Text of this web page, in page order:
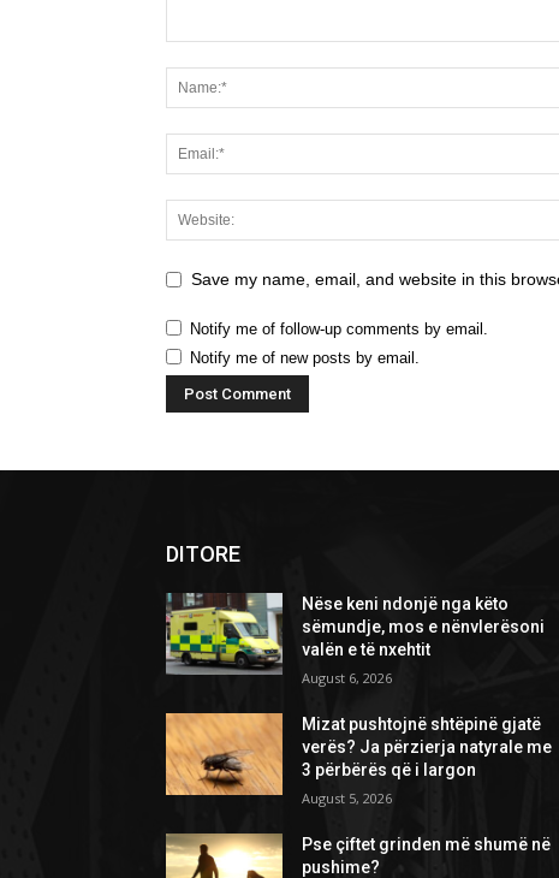
Save my name, email, and website in this
Notify me of follow-up comments by email.
Notify me of new posts by email.
DITORE
Nëse keni ndonjë nga këto
sëmundje, mos e nënvlerësoni
valën e të nxehtit
August 6, 2026
Mizat pushtojnë shtëpinë gjatë
verës? Ja përzierja natyrale me
3 përbërës që i largon
August 5, 2026
Pse çiftet grinden më shumë në
pushime?